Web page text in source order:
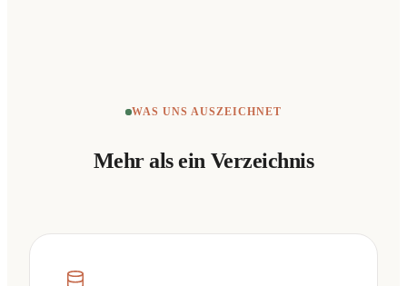
WAS UNS AUSZEICHNET
Mehr als ein Verzeichnis